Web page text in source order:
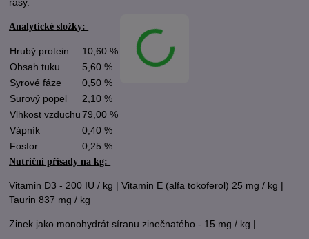
řasy.
Analytické složky:
Hrubý protein
10,60 %
Obsah tuku
5,60 %
Syrové fáze
0,50 %
Surový popel
2,10 %
Vlhkost vzduchu79,00 %
Vápník
0,40 %
Fosfor
0,25 %
Nutriční přísady na kg:
Vitamin D3 - 200 IU / kg | Vitamin E (alfa tokoferol) 25 mg / kg |
Taurin 837 mg / kg
Zinek jako monohydrát síranu zinečnatého - 15 mg / kg |